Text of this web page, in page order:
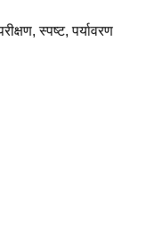
स्पष्ट, पर्यावरण